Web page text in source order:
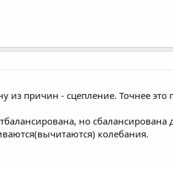
из причин - сцепление. Точнее
но
колебания.